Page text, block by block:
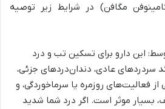
مگافن 500 (استامینوفن مگافن) در شرایط زیر توصیه
این دارو برای تسکین تب و درد
سردردهای عادی، دندان‌دردهای جزئی،
فعالیت‌های روزمره یا سرماخوردگی، و
بسیار موثر است. اگر درد شما شدید